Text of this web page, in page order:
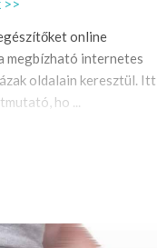
>>
online
megbízható internetes
oldalain keresztül. Itt
ho ...